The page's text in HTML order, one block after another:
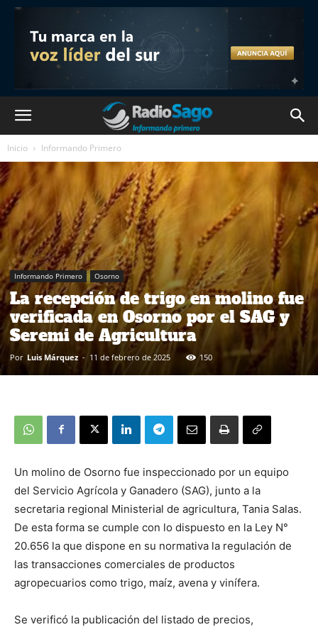
Inicio Informando Primero
Informando Primero Osorno
La recepción de trigo en molino fue
verificada en Osorno por el SAG y
Seremi de Agricultura
Por Luis Márquez - 11 de febrero de 2025 150
Un molino de Osorno fue inspeccionado por un equipo
del Servicio Agrícola y Ganadero (SAG), junto a la
secretaria regional Ministerial de agricultura, Tania Salas.
De esta forma se cumple con lo dispuesto en la Ley N°
20.656 la que dispone en su normativa la regulación de
las transacciones comerciales de productos
agropecuarios como trigo, maíz, avena y vinífera.
Se verificó la publicación del listado de precios,